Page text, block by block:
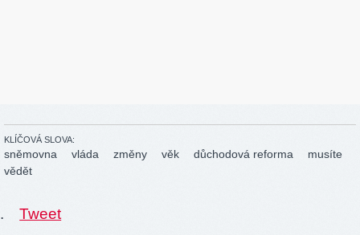
KLÍČOVÁ SLOVA:
sněmovna vláda změny věk důchodová reforma
musíte
vědět
. Tweet